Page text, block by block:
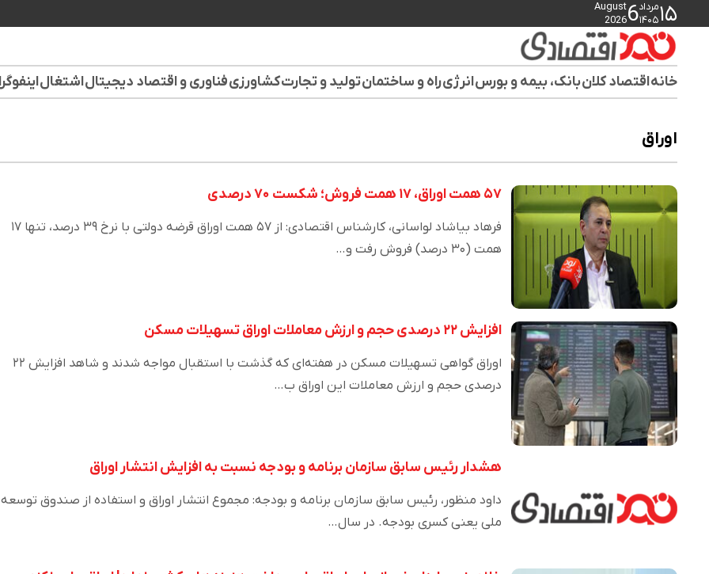
۱۵مرداد
۱۴۰۵6
August
2026
خانهاقتصاد کلانبانک، بیمه و بورسانرژیراه و ساختمانتولید و تجارتکشاورزیفناوری و اقتصاد دیجیتالاشتغال
اوراق
۵۷ همت اوراق، ۱۷ همت فروش؛ شکست ۷۰ درصدی
فرهاد بیاشاد لواسانی، کارشناس اقتصادی: از ۵۷ همت اوراق قرضه دولتی با نرخ ۳۹ درصد، تنها ۱۷
همت (۳۰ درصد) فروش رفت و…
افزایش ۲۲ درصدی حجم و ارزش معاملات اوراق تسهیلات مسکن
اوراق گواهی تسهیلات مسکن در هفته‌ای که گذشت با استقبال مواجه شدند و شاهد افزایش ۲۲
درصدی حجم و ارزش معاملات این اوراق ب…
هشدار رئیس سابق سازمان برنامه و بودجه نسبت به افزایش انتشار اوراق
داود منظور، رئیس سابق سازمان برنامه و بودجه: مجموع انتشار اوراق و استفاده از صندوق توسعه
ملی یعنی کسری بودجه. در سال…